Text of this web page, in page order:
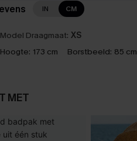
IN CM
Model Draagmaat: XS
Hoogte: 173 cm Borstbeeld: 85 cm
MET